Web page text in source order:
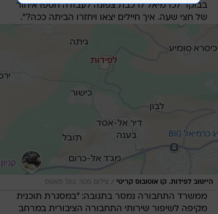
בבוקר לכרמיאל לרכבת צפונה לעבודה חטפו איחור
של חצי שעה. איך חיילים יצאו ויחזרו הביתה ככה?".
היישוב לפידות. קו אוטובוס קריטי / צילום מסך, גוגל מאפס
ממשרד התחבורה נמסר בתגובה: "במסגרת תוכנית
מקיפה לשיפור שירותי התחבורה הציבורית במרחב